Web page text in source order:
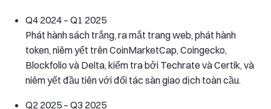
Q4 2024 – Q1 2025
Phát hành sách trắng, ra mắt trang web, phát hành
token, niêm yết trên CoinMarketCap, Coingecko,
Blockfolio và Delta, kiểm tra bởi Techrate và Certik, và
niêm yết đầu tiên với đối tác sàn giao dịch toàn cầu.
Q2 2025 – Q3 2025